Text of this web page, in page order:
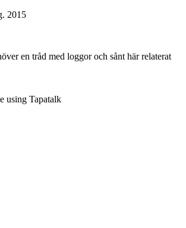
2015
en tråd med loggor och sånt här relaterat
using Tapatalk